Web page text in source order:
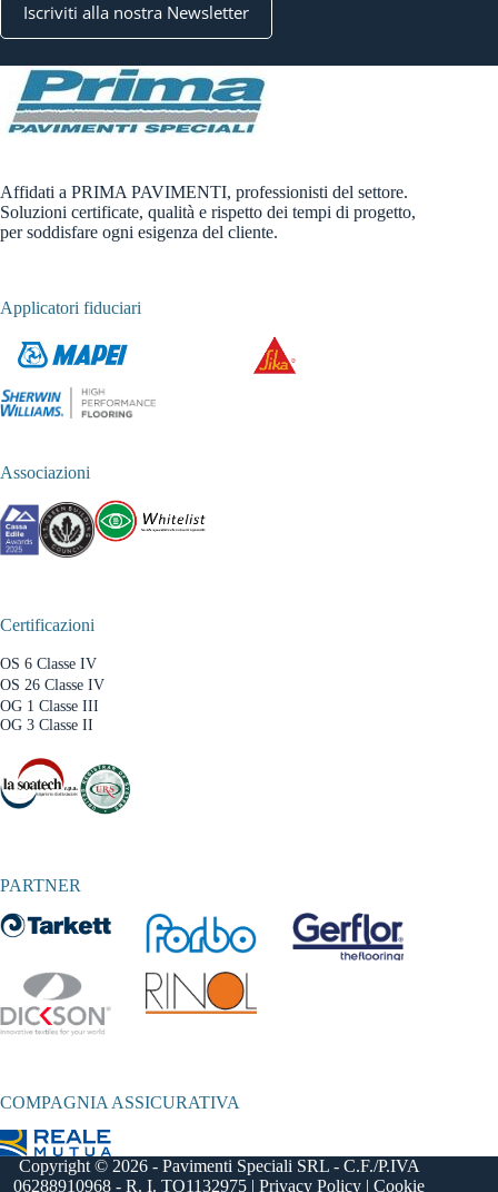
Iscriviti alla nostra Newsletter
Affidati a PRIMA PAVIMENTI, professionisti del settore.
Soluzioni certificate, qualità e rispetto dei tempi di progetto,
per soddisfare ogni esigenza del cliente.
Applicatori fiduciari
Associazioni
Certificazioni
OS 6 Classe IV
OS 26 Classe IV
OG 1 Classe III
OG 3 Classe II
PARTNER
COMPAGNIA ASSICURATIVA
Copyright © 2026 - Pavimenti Speciali SRL - C.F./P.IVA
06288910968 - R. I. TO1132975 |Privacy Policy |Cookie